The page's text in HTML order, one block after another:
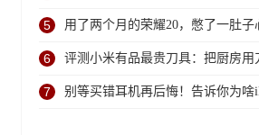
商务职业学校考察调研
5 用了两个月的荣耀20，憋了一肚子
今天终于一吐为快
6 评测小米有品最贵刀具：把厨房用
999元的秘密
7 别等买错耳机再后悔！告诉你为啥